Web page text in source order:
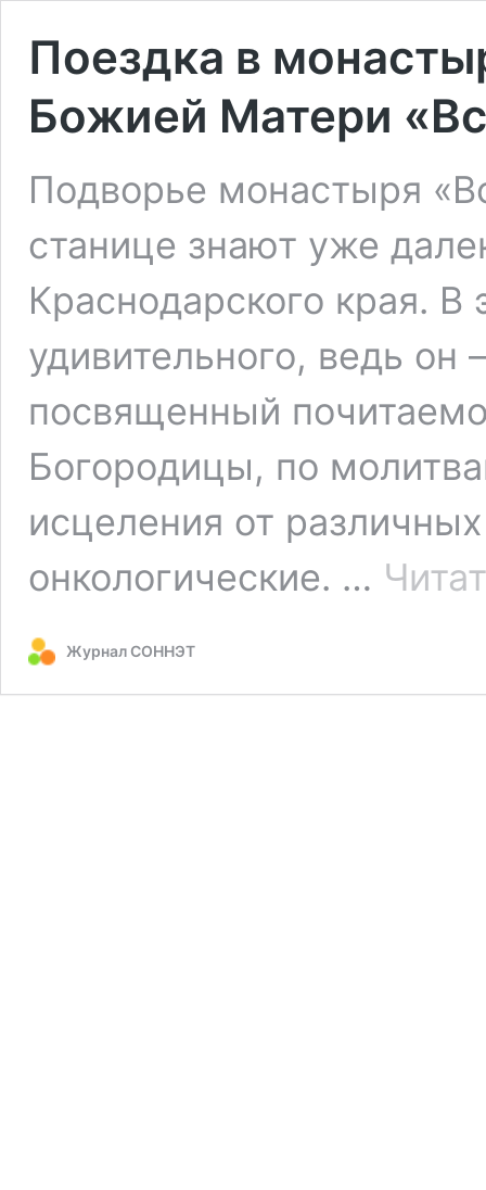
Поездка в
Божией Матери
Подворье монастыря
станице знают уже
Краснодарского края. В
удивительного, ведь
посвященный
Богородицы, по
исцеления от
онкологические. …
Журнал СОННЭТ